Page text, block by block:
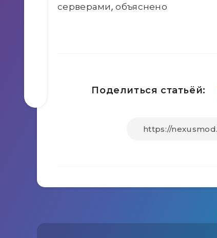
серверами, объяснено
Поделиться статьёй: